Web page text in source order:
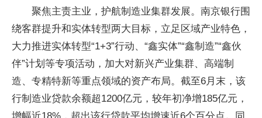
聚焦主责主业，护航制造业集群发展。南京银行围
绕客群提升和实体转型两大目标，立足区域产业特色，
大力推进实体转型“1+3”行动、“鑫实体”“鑫制造”“鑫伙
伴”计划等专项活动，加大对新兴产业集群、高端制
造、专精特新等重点领域的资产布局。截至6月末，该
行制造业贷款余额超1200亿元，较年初净增185亿元，